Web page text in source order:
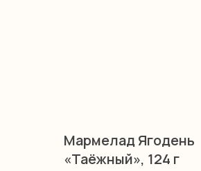
Мармелад Ягодень
«Таёжный», 124 г